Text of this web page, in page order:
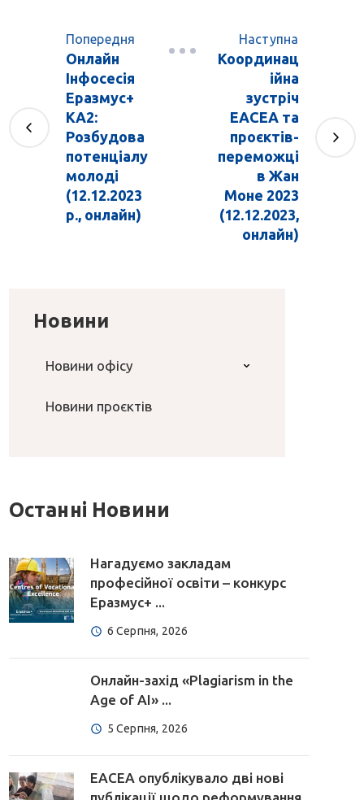
Попередня
Онлайн
Інфосесія
Еразмус+
КА2:
Розбудова
потенціалу
молоді
(12.12.2023
р., онлайн)
Наступна
Координац
ійна
зустріч
EACEA та
проєктів-
переможці
в Жан
Моне 2023
(12.12.2023,
онлайн)
Новини
Новини офісу
Новини проєктів
Останні Новини
Нагадуємо закладам
професійної освіти – конкурс
Еразмус+ ...
6 Серпня, 2026
Онлайн-захід «Plagiarism in the
Age of AI» ...
5 Серпня, 2026
EACEA опублікувало дві нові